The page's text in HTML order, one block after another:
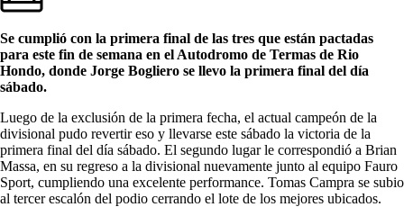
Se cumplió con la primera final de las tres que están pactadas
para este fin de semana en el Autodromo de Termas de Rio
Hondo, donde Jorge Bogliero se llevo la primera final del día
sábado.
Luego de la exclusión de la primera fecha, el actual campeón de la
divisional pudo revertir eso y llevarse este sábado la victoria de la
primera final del día sábado. El segundo lugar le correspondió a Brian
Massa, en su regreso a la divisional nuevamente junto al equipo Fauro
Sport, cumpliendo una excelente performance. Tomas Campra se subio
al tercer escalón del podio cerrando el lote de los mejores ubicados.